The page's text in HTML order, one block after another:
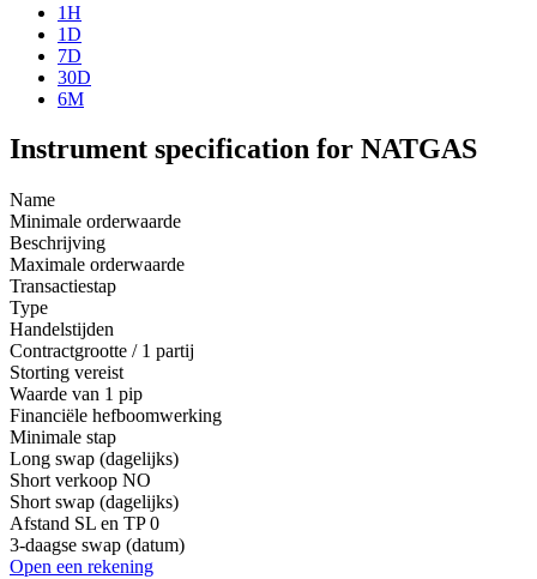
1H
1D
7D
30D
6M
Instrument specification for NATGAS
Name
Minimale orderwaarde
Beschrijving
Maximale orderwaarde
Transactiestap
Type
Handelstijden
Contractgrootte / 1 partij
Storting vereist
Waarde van 1 pip
Financiële hefboomwerking
Minimale stap
Long swap (dagelijks)
Short verkoop NO
Short swap (dagelijks)
Afstand SL en TP 0
3-daagse swap (datum)
Open een rekening